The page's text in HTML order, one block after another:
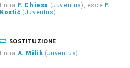
Entra F. Chiesa (Juventus), esce F.
Kostić (Juventus)
SOSTITUZIONE
Entra A. Milik (Juventus)